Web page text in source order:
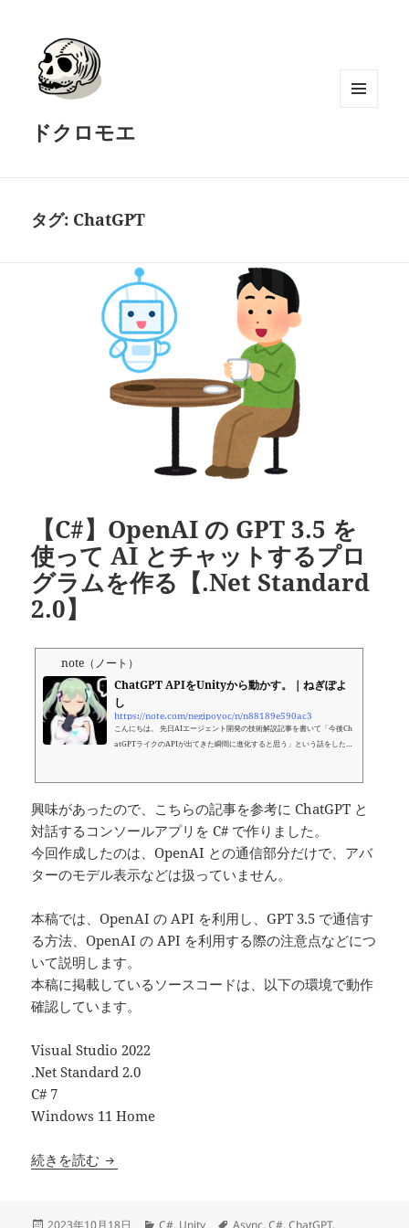
ドクロモエ
タグ: ChatGPT
【C#】OpenAI の GPT 3.5 を
使って AI とチャットするプロ
グラムを作る【.Net Standard
2.0】
note（ノート）
ChatGPT APIをUnityから動かす。｜ねぎぽよ
し
https://note.com/negipoyoc/n/n88189e590ac3
こんにちは。 先日AIエージェント開発の技術解説記事を書いて「今後Ch
atGPTライクのAPIが出てきた瞬間に進化すると思う」という話をしたの
hainなどを使わず)カスタマイズ無しで実際のAI利用シーンに活用できそ
によりますが、手元の環境では1~3秒で返っ
興味があったので、こちらの記事を参考に ChatGPT と
対話するコンソールアプリを C# で作りました。
今回作成したのは、OpenAI との通信部分だけで、アバ
ターのモデル表示などは扱っていません。
本稿では、OpenAI の API を利用し、GPT 3.5 で通信す
る方法、OpenAI の API を利用する際の注意点などにつ
いて説明します。
本稿に掲載しているソースコードは、以下の環境で動作
確認しています。
Visual Studio 2022
.Net Standard 2.0
C# 7
Windows 11 Home
続きを読む 【C#】OpenAI の GPT 3.5 を使って AI とチャ
投 カ タ